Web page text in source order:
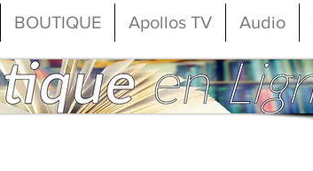
BOUTIQUE Apollos TV Audio